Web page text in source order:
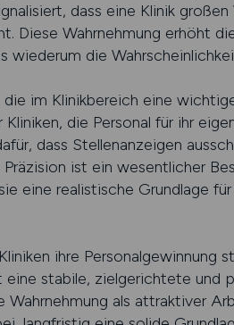
dass eine Klinik
Diese Wahrnehmung erhöht
die
im Klinikbereich eine
die Personal für ihr
dass Stellenanzeigen
ist ein wesentlicher
eine realistische Grundlage
ihre Personalgewinnung
stabile, zielgerichtete und
als attraktiver